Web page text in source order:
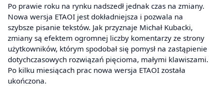
Po prawie roku na rynku nadszedł jednak czas na zmiany.
Nowa wersja ETAOI jest dokładniejsza i pozwala na
szybsze pisanie tekstów. Jak przyznaje Michał Kubacki,
zmiany są efektem ogromnej liczby komentarzy ze strony
użytkowników, którym spodobał się pomysł na zastąpienie
dotychczasowych rozwiązań pięcioma, małymi klawiszami.
Po kilku miesiącach prac nowa wersja ETAOI została
ukończona.